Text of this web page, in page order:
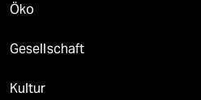
Öko
Gesellschaft
Kultur